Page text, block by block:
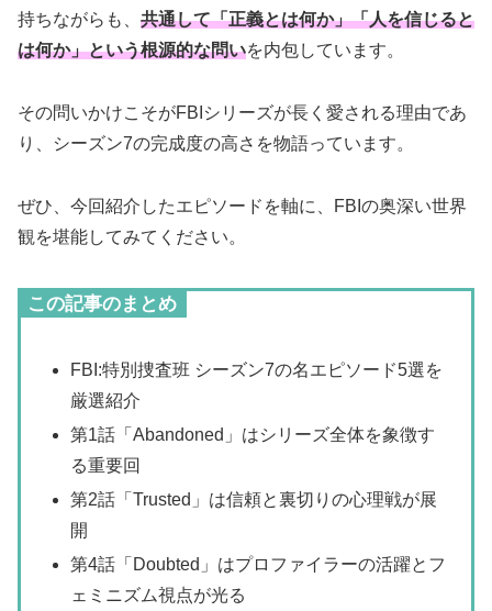
持ちながらも、 共通して「正義とは何か」「人を信じると
は何か」という根源的な問いを内包しています。
その問いかけこそがFBIシリーズが長く愛される理由であ
り、シーズン7の完成度の高さを物語っています。
ぜひ、今回紹介したエピソードを軸に、FBIの奥深い世界
観を堪能してみてください。
この記事のまとめ
FBI:特別捜査班 シーズン7の名エピソード5選を
厳選紹介
第1話「Abandoned」はシリーズ全体を象徴す
る重要回
第2話「Trusted」は信頼と裏切りの心理戦が展
開
第4話「Doubted」はプロファイラーの活躍とフ
ェミニズム視点が光る